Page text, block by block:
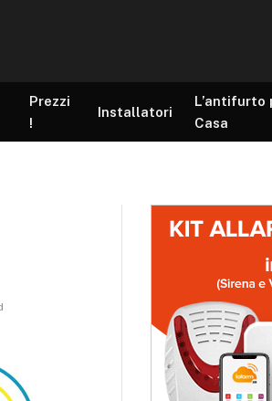
Prezzi
!
Installatori
L’antifurto
Casa